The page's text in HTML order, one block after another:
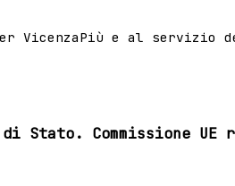
VicenzaPiù e al servizio
Stato. Commissione